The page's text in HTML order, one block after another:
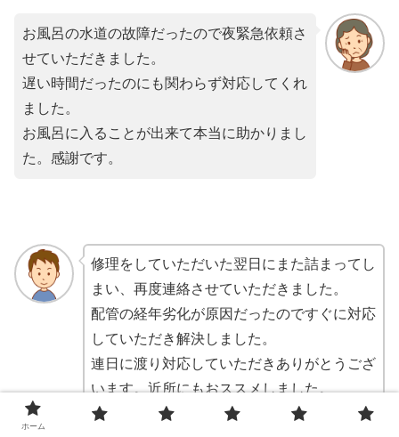
お風呂の水道の故障だったので夜緊急依頼さ
せていただきました。
遅い時間だったのにも関わらず対応してくれ
ました。
お風呂に入ることが出来て本当に助かりまし
た。感謝です。
修理をしていただいた翌日にまた詰まってし
まい、再度連絡させていただきました。
配管の経年劣化が原因だったのですぐに対応
していただき解決しました。
連日に渡り対応していただきありがとうござ
います。近所にもおススメしました。
ホーム